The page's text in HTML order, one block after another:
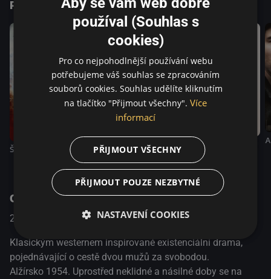
filmový festival 2014 SIGNIS Award Arca CinemaGiovani
Award for Best Film of Venezia 71 Interfilm Award for
Promoting Interreligious Dialogue Benátsky filmový
Podobné tituly
Šrám Odysea Příslib úsvitu
O pořadu
2014 Drama / Válečný / Western
Klasickým westernem inspirované existenciální drama,
pojednávající o cestě dvou mužů za svobodou.
Alžírsko 1954. Uprostřed neklidné a násilné doby se na
používal (Souhlas s
cookies)
Pro co nejpohodlnější používání webu
potřebujeme váš souhlas se zpracováním
souborů cookies. Souhlas udělíte kliknutím
na tlačítko "Přijmout všechny". Více
informací
PŘIJMOUT VŠECHNY
PŘIJMOUT POUZE NEZBYTNÉ
NASTAVENÍ COOKIES